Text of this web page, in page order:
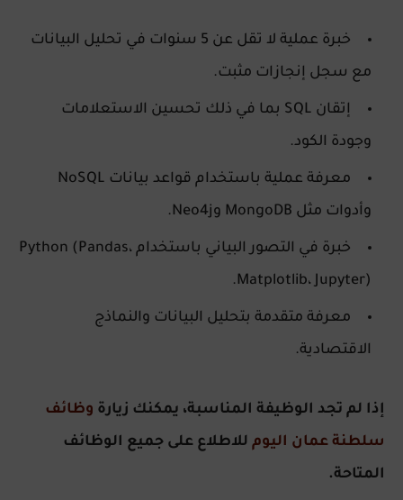
خبرة عملية لا تقل عن 5 سنوات في تحليل البيانات
مع سجل إنجازات مثبت.
إتقان SQL بما في ذلك تحسين الاستعلامات
وجودة الكود.
معرفة عملية باستخدام قواعد بيانات NoSQL
وأدوات مثل MongoDB وNeo4j.
خبرة في التصور البياني باستخدام Python (Pandas،
Matplotlib، Jupyter).
معرفة متقدمة بتحليل البيانات والنماذج
الاقتصادية.
إذا لم تجد الوظيفة المناسبة، يمكنك زيارة وظائف
سلطنة عمان اليوم للاطلاع على جميع الوظائف
المتاحة.